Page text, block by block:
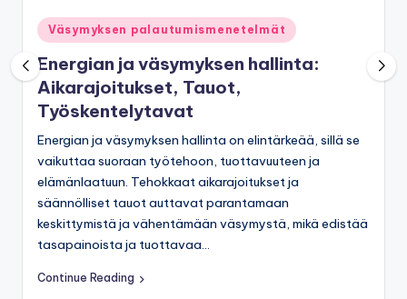
Posted
in
Väsymyksen palautumismenetelmät
Energian ja väsymyksen hallinta:
Aikarajoitukset, Tauot,
Työskentelytavat
Energian ja väsymyksen hallinta on elintärkeää, sillä se
vaikuttaa suoraan työtehoon, tuottavuuteen ja
elämänlaatuun. Tehokkaat aikarajoitukset ja
säännölliset tauot auttavat parantamaan
keskittymistä ja vähentämään väsymystä, mikä edistää
tasapainoista ja tuottavaa…
Continue Reading